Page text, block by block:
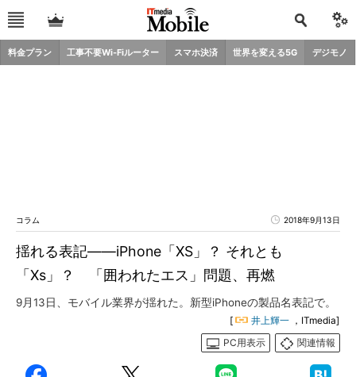
料金プラン 工事不要Wi-Fiルーター スマホ決済 世界を変える5G デジモノ
コラム 2018年9月13日
揺れる表記――iPhone「XS」？ それとも
「Xs」？ 「囲われたエス」問題、再燃
9月13日、モバイル業界が揺れた。新型iPhoneの製品名表記で。
[ 井上輝一 ，ITmedia]
PC用表示
関連情報